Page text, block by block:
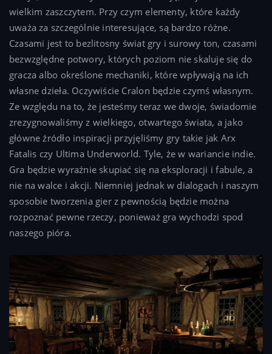
wielkim zaszczytem. Przy czym elementy, które każdy
uważa za szczególnie interesujące, są bardzo różne.
Czasami jest to bezlitosny świat gry i surowy ton, czasami
bezwzględne potwory, których poziom nie skaluje się do
gracza albo określone mechaniki, które wpływają na ich
własne dzieła. Oczywiście Cralon będzie czymś własnym.
Ze względu na to, że jesteśmy teraz we dwoje, świadomie
zrezygnowaliśmy z wielkiego, otwartego świata, a jako
główne źródło inspiracji przyjęliśmy gry takie jak Arx
Fatalis czy Ultima Underworld. Tyle, że w wariancie indie.
Gra będzie wyraźnie skupiać się na eksploracji i fabule, a
nie na walce i akcji. Niemniej jednak w dialogach i naszym
sposobie tworzenia gier z pewnością będzie można
rozpoznać pewne rzeczy, ponieważ gra wychodzi spod
naszego pióra.